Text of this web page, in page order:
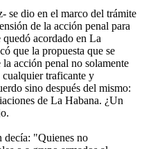
se dio en el marco del trámite
de la acción penal para
acordado en La
que la propuesta que se
acción penal no solamente
cualquier traficante y
sino después del mismo:
de La Habana. ¿Un
decía: "Quienes no